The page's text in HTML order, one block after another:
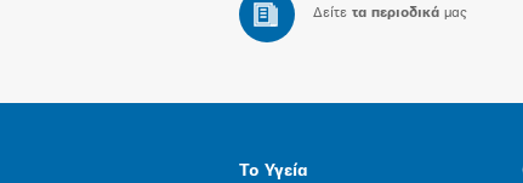
Δείτε τα περιοδικά μας
Το Υγεία